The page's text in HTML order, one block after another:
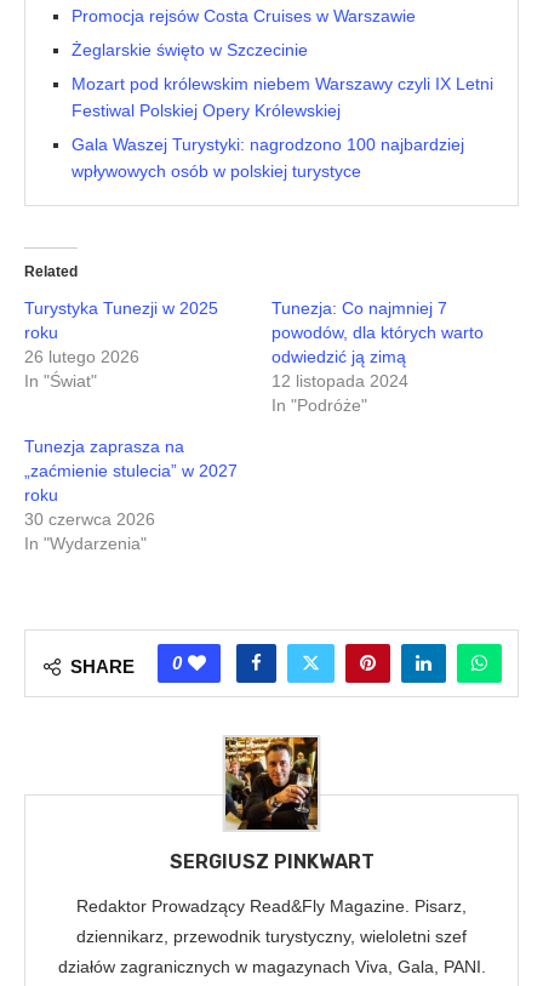
Promocja rejsów Costa Cruises w Warszawie
Żeglarskie święto w Szczecinie
Mozart pod królewskim niebem Warszawy czyli IX Letni
Festiwal Polskiej Opery Królewskiej
Gala Waszej Turystyki: nagrodzono 100 najbardziej
wpływowych osób w polskiej turystyce
Related
Turystyka Tunezji w 2025
roku
26 lutego 2026
In "Świat"
Tunezja: Co najmniej 7
powodów, dla których warto
odwiedzić ją zimą
12 listopada 2024
In "Podróże"
Tunezja zaprasza na
„zaćmienie stulecia” w 2027
roku
30 czerwca 2026
In "Wydarzenia"
SHARE 0
SERGIUSZ PINKWART
Redaktor Prowadzący Read&Fly Magazine. Pisarz,
dziennikarz, przewodnik turystyczny, wieloletni szef
działów zagranicznych w magazynach Viva, Gala, PANI.